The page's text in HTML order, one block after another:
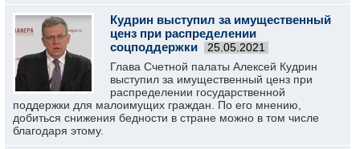
Кудрин выступил за имущественный
ценз при распределении
соцподдержки
25.05.2021
Глава Счетной палаты Алексей Кудрин
выступил за имущественный ценз при
распределении государственной
поддержки для малоимущих граждан. По его мнению,
добиться снижения бедности в стране можно в том числе
благодаря этому.